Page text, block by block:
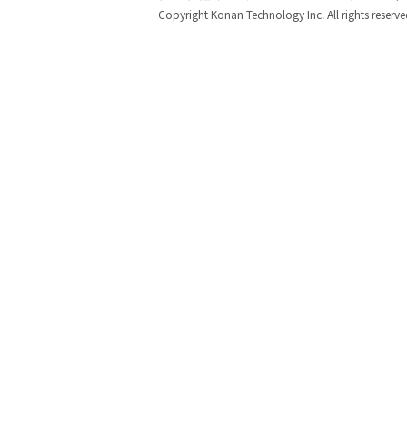
Copyright Konan Technology Inc. All rights